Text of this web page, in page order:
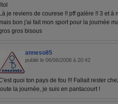
Là je reviens de courese !! pff galère !! 3 et à
bon j'ai fait mon sport pour la journée
gros bisous
anneso85
publié le 06/06/2008 à 20:42
quoi ton pays de fou !!! Fallait rester
la journée, je suis en pantacourt !